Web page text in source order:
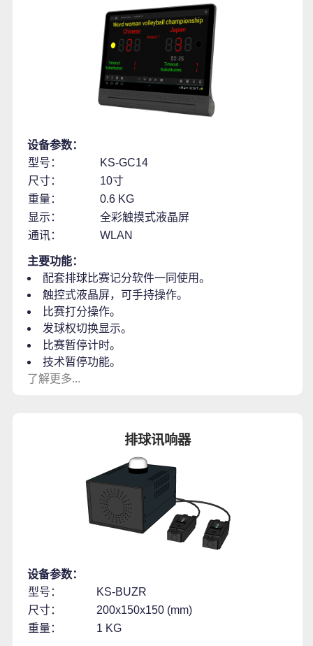
设备参数：
型号：
KS-GC14
尺寸：
10寸
重量：
0.6 KG
显示：
全彩触摸式液晶屏
通讯：
WLAN
主要功能：
配套排球比赛记分软件一同使用。
触控式液晶屏，可手持操作。
比赛打分操作。
发球权切换显示。
比赛暂停计时。
技术暂停功能。
了解更多...
排球讯响器
设备参数：
型号：
KS-BUZR
尺寸：
200x150x150 (mm)
重量：
1 KG